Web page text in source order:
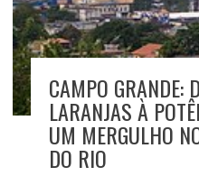
CAMPO GRANDE:
LARANJAS À
UM MERGULHO
DO RIO